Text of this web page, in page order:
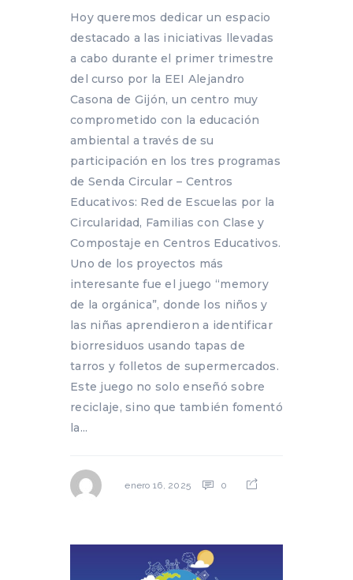
Hoy queremos dedicar un espacio
destacado a las iniciativas llevadas
a cabo durante el primer trimestre
del curso por la EEI Alejandro
Casona de Gijón, un centro muy
comprometido con la educación
ambiental a través de su
participación en los tres programas
de Senda Circular – Centros
Educativos: Red de Escuelas por la
Circularidad, Familias con Clase y
Compostaje en Centros Educativos.
Uno de los proyectos más
interesante fue el juego “memory
de la orgánica”, donde los niños y
las niñas aprendieron a identificar
biorresiduos usando tapas de
tarros y folletos de supermercados.
Este juego no solo enseñó sobre
reciclaje, sino que también fomentó
la...
enero 16, 2025 0